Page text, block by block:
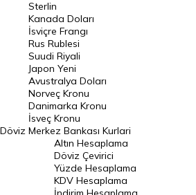
Frank Kuru
Riyal Kuru
Avustralya Doları
Danimarka Kronu Kuru
Kanada Doları Kuru
Norveç Kronu Kuru
İsveç Kronu Kuru
Japon Yeni Kuru
Döviz
Sterlin
Kanada Doları
İsviçre Frangı
Rus Rublesi
Suudi Riyali
Japon Yeni
Avustralya Doları
Norveç Kronu
Danimarka Kronu
İsveç Kronu
Merkez Bankası Kurlari
Altın Hesaplama
Döviz Çevirici
Yüzde Hesaplama
KDV Hesaplama